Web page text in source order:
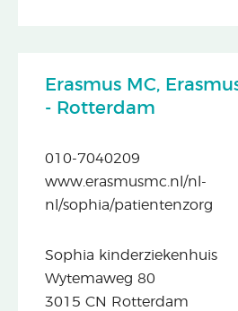
Erasmus MC,
- Rotterdam
010-7040209
www.erasmusmc.nl/nl-
nl/sophia/patientenzorg
Sophia kinderziekenhuis
Wytemaweg 80
3015 CN Rotterdam